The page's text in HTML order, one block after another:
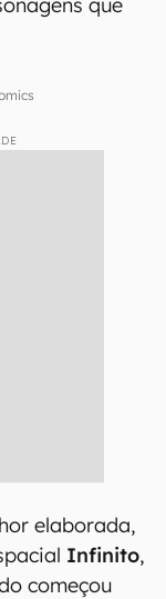
elaborada,
Infinito,
começou